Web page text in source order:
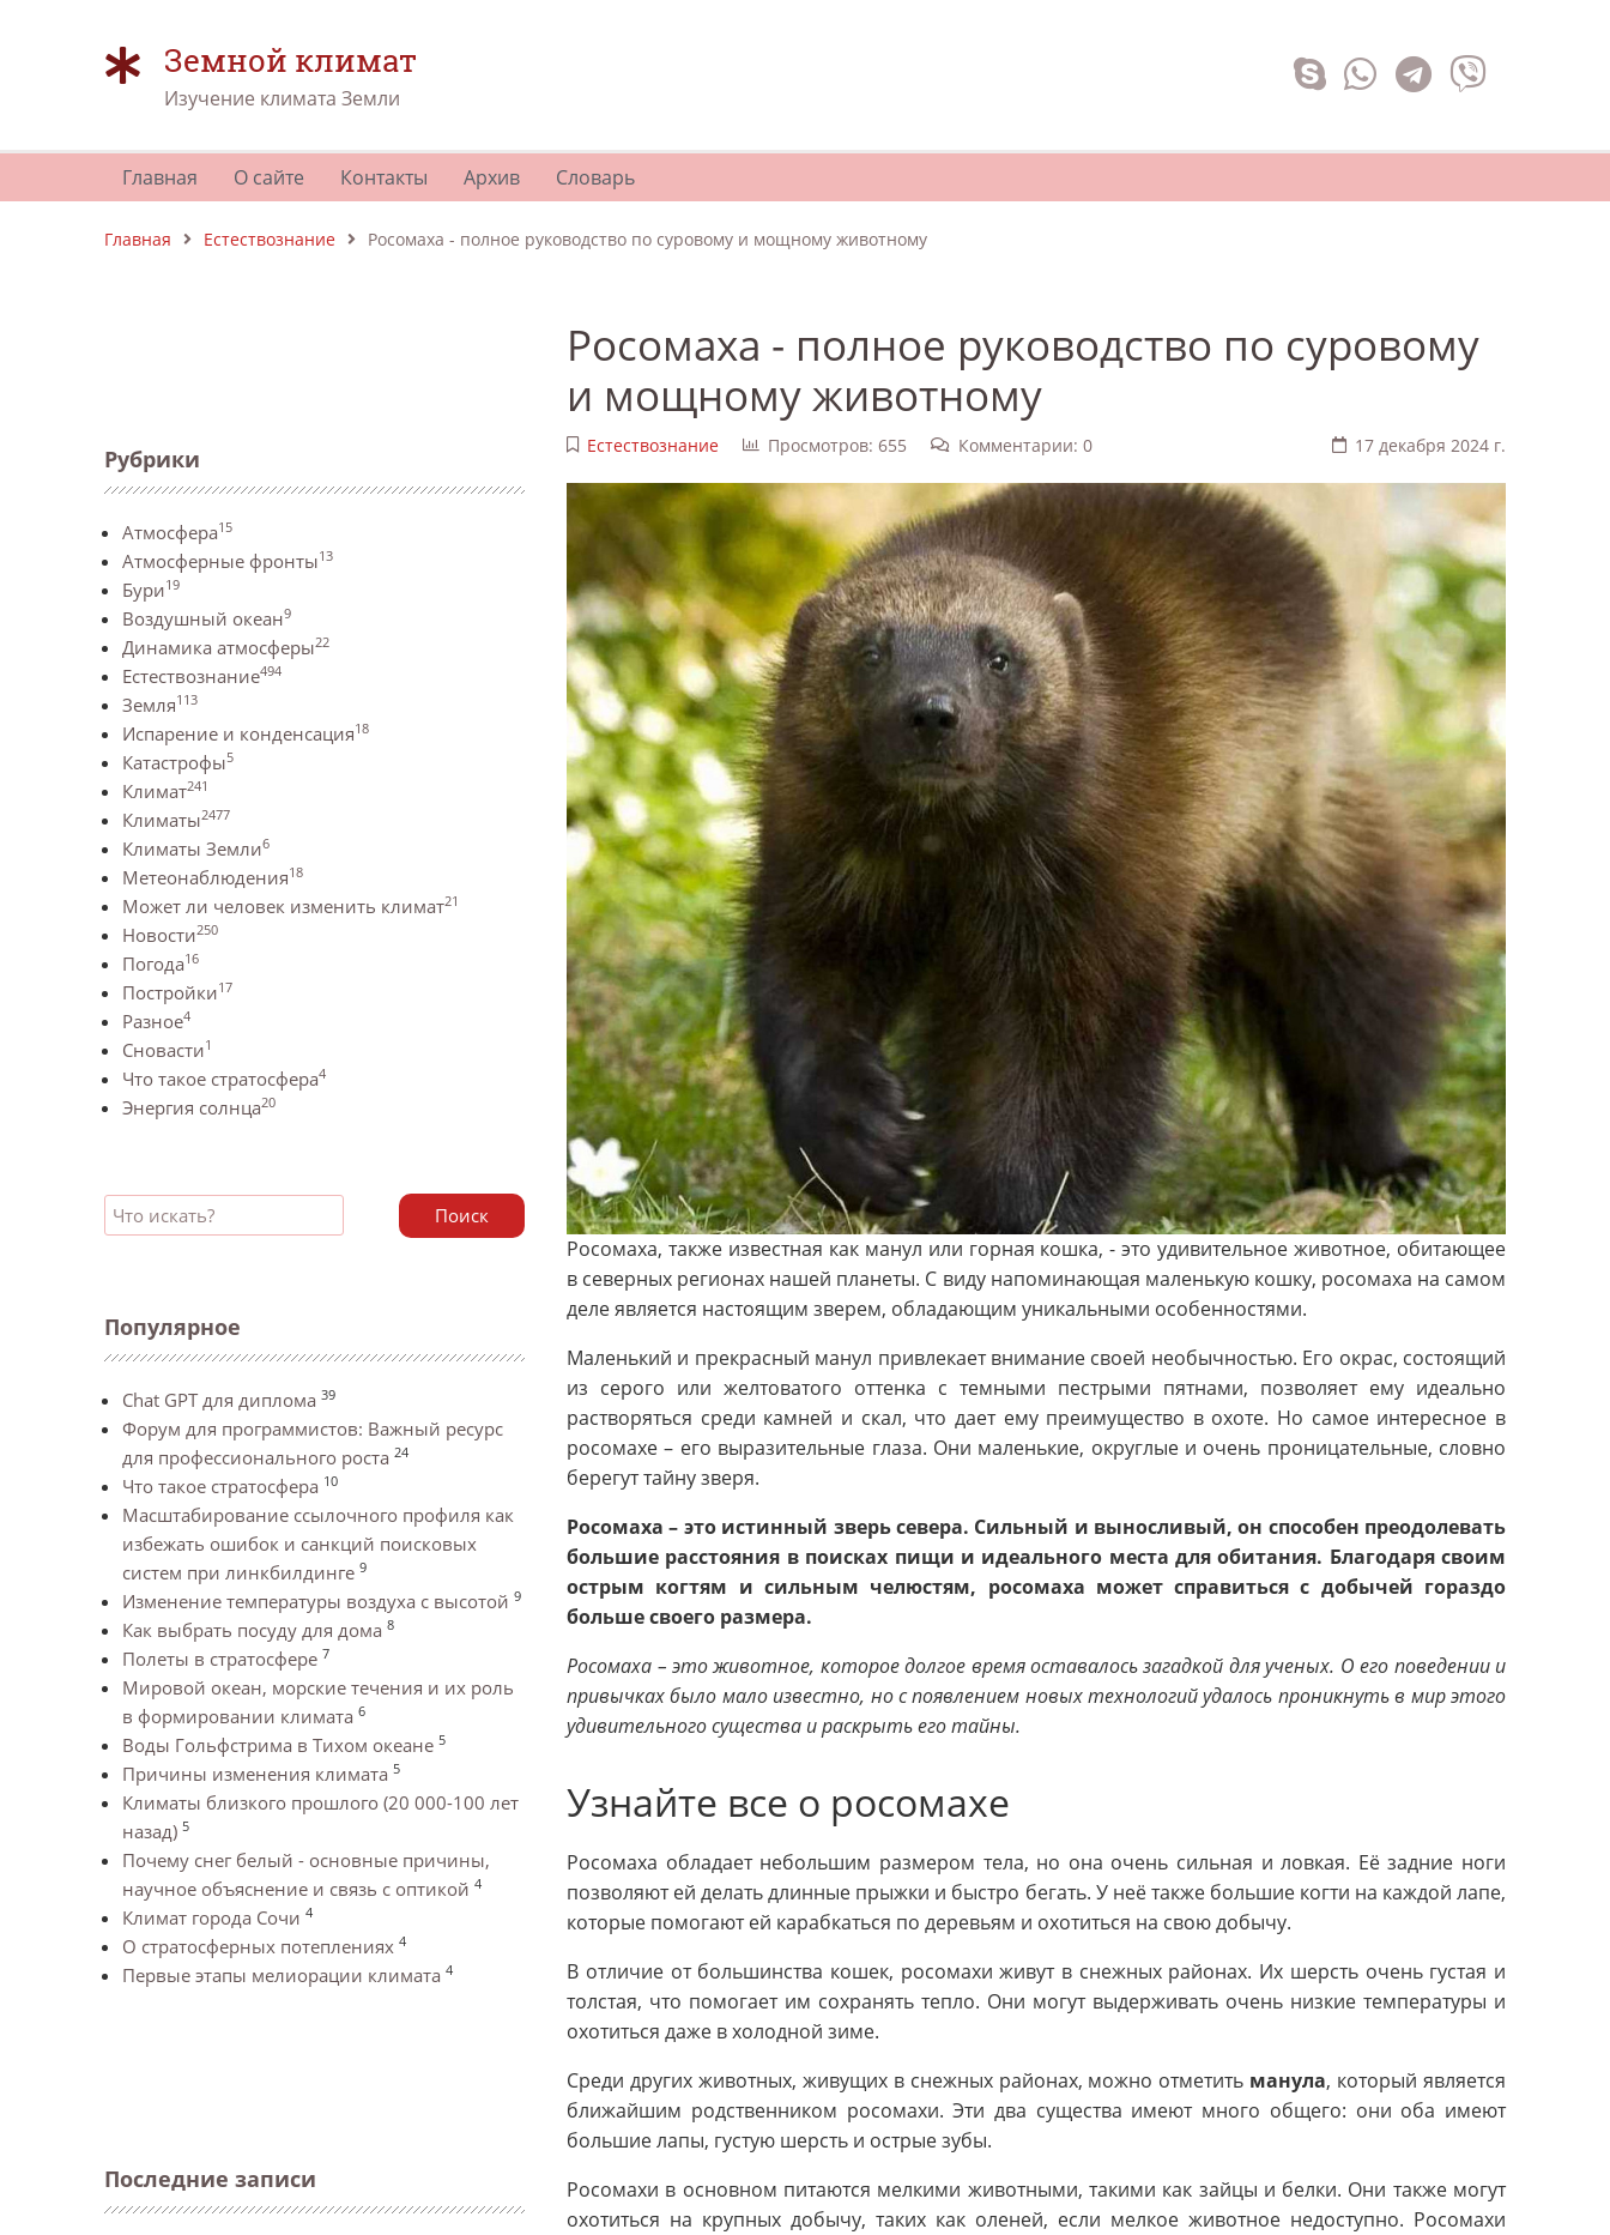
Земной климат
Изучение климата Земли
Главная О сайте Контакты Архив Словарь
Главная Естествознание Росомаха - полное руководство по суровому и мощному животному
Рубрики
Атмосфера15
Атмосферные фронты13
Бури19
Воздушный океан9
Динамика атмосферы22
Естествознание494
Земля113
Испарение и конденсация18
Катастрофы5
Климат241
Климаты2477
Климаты Земли6
Метеонаблюдения18
Может ли человек изменить климат21
Новости250
Погода16
Постройки17
Разное4
Сновасти1
Что такое стратосфера4
Энергия солнца20
Поиск
Популярное
Chat GPT для диплома 39
Форум для программистов: Важный ресурс
для профессионального роста 24
Что такое стратосфера 10
Масштабирование ссылочного профиля как
избежать ошибок и санкций поисковых
систем при линкбилдинге 9
Изменение температуры воздуха с высотой 9
Как выбрать посуду для дома 8
Полеты в стратосфере 7
Мировой океан, морские течения и их роль
в формировании климата 6
Воды Гольфстрима в Тихом океане 5
Причины изменения климата 5
Климаты близкого прошлого (20 000-100 лет
назад) 5
Почему снег белый - основные причины,
научное объяснение и связь с оптикой 4
Климат города Сочи 4
О стратосферных потеплениях 4
Первые этапы мелиорации климата 4
Последние записи
Росомаха - полное руководство по суровому
и мощному животному
Естествознание Просмотров: 655 Комментарии: 0 17 декабря 2024 г.
Росомаха, также известная как манул или горная кошка, - это удивительное животное, обитающее
в северных регионах нашей планеты. С виду напоминающая маленькую кошку, росомаха на самом
деле является настоящим зверем, обладающим уникальными особенностями.
Маленький и прекрасный манул привлекает внимание своей необычностью. Его окрас, состоящий
из серого или желтоватого оттенка с темными пестрыми пятнами, позволяет ему идеально
растворяться среди камней и скал, что дает ему преимущество в охоте. Но самое интересное в
росомахе – его выразительные глаза. Они маленькие, округлые и очень проницательные, словно
берегут тайну зверя.
Росомаха – это истинный зверь севера. Сильный и выносливый, он способен преодолевать
большие расстояния в поисках пищи и идеального места для обитания. Благодаря своим
острым когтям и сильным челюстям, росомаха может справиться с добычей гораздо
больше своего размера.
Росомаха – это животное, которое долгое время оставалось загадкой для ученых. О его поведении и
привычках было мало известно, но с появлением новых технологий удалось проникнуть в мир этого
удивительного существа и раскрыть его тайны.
Узнайте все о росомахе
Росомаха обладает небольшим размером тела, но она очень сильная и ловкая. Её задние ноги
позволяют ей делать длинные прыжки и быстро бегать. У неё также большие когти на каждой лапе,
которые помогают ей карабкаться по деревьям и охотиться на свою добычу.
В отличие от большинства кошек, росомахи живут в снежных районах. Их шерсть очень густая и
толстая, что помогает им сохранять тепло. Они могут выдерживать очень низкие температуры и
охотиться даже в холодной зиме.
Среди других животных, живущих в снежных районах, можно отметить манула, который является
ближайшим родственником росомахи. Эти два существа имеют много общего: они оба имеют
большие лапы, густую шерсть и острые зубы.
Росомахи в основном питаются мелкими животными, такими как зайцы и белки. Они также могут
охотиться на крупных добычу, таких как оленей, если мелкое животное недоступно. Росомахи